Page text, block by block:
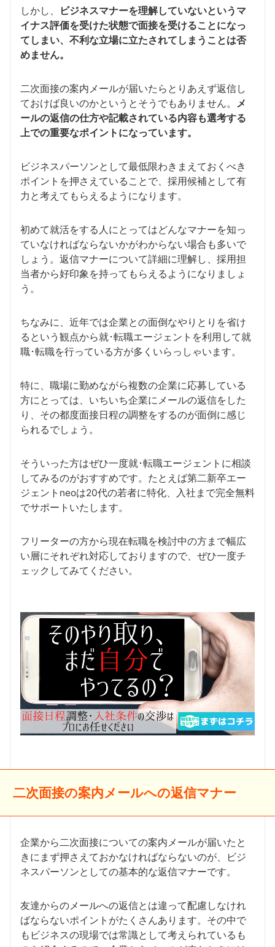
しかし、
ビジネスマナーを理解していないというマ
イナス評価を受けた状態で面接を受けることになっ
てしまい、不利な立場に立たされてしまうことは否
めません。
二次面接の案内メールが届いたらとりあえず返信し
ておけば良いのかというとそうでもありません。 メ
ールの返信の仕方や記載されている内容も選考する
上での重要なポイントになっています。
ビジネスパーソンとして最低限わきまえておくべき
ポイントを押さえていることで、採用候補として有
力と考えてもらえるようになります。
初めて就活をする人にとってはどんなマナーを知っ
ていなければならないかがわからない場合も多いで
しょう。返信マナーについて詳細に理解し、採用担
当者から好印象を持ってもらえるようになりましょ
う。
ちなみに、近年では企業との面倒なやりとりを省け
るという観点から就･転職エージェントを利用して就
職･転職を行っている方が多くいらっしゃいます。
特に、職場に勤めながら複数の企業に応募している
方にとっては、いちいち企業にメールの返信をした
り、その都度面接日程の調整をするのが面倒に感じ
られるでしょう。
そういった方はぜひ一度就･転職エージェントに相談
してみるのがおすすめです。たとえば第二新卒エー
ジェントneoは20代の若者に特化、入社まで完全無料
でサポートいたします。
フリーターの方から現在転職を検討中の方まで幅広
い層にそれぞれ対応しておりますので、ぜひ一度チ
ェックしてみてください。
二次面接の案内メールへの返信マナー
企業から二次面接についての案内メールが届いたと
きにまず押さえておかなければならないのが、ビジ
ネスパーソンとしての基本的な返信マナーです。
友達からのメールへの返信とは違って配慮しなけれ
ばならないポイントがたくさんあります。その中で
もビジネスの現場では常識として考えられているも